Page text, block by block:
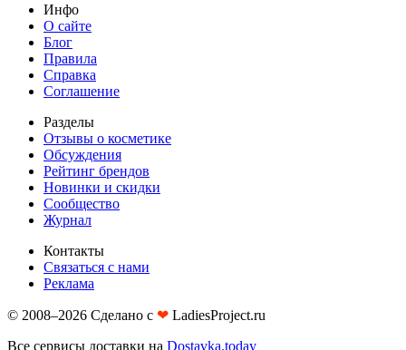
Инфо
О сайте
Блог
Правила
Справка
Соглашение
Разделы
Отзывы о косметике
Обсуждения
Рейтинг брендов
Новинки и скидки
Сообщество
Журнал
Контакты
Связаться с нами
Реклама
© 2008–2026 Сделано с ❤︎ LadiesProject.ru
Все сервисы доставки на Dostavka.today